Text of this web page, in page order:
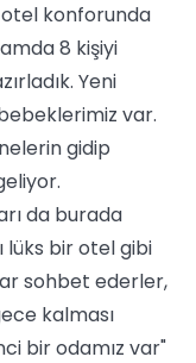
konforunda
8 kişiyi
Yeni
var.
gidip
da burada
lüks bir otel gibi
sohbet ederler,
kalması
bir odamız var"